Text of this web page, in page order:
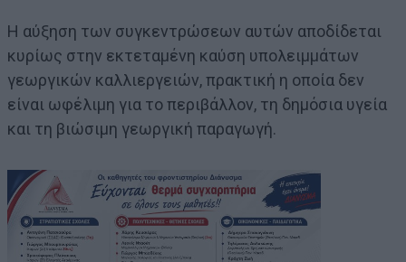
Η αύξηση των συγκεντρώσεων αυτών αποδίδεται
κυρίως στην εκτεταμένη καύση υπολειμμάτων
γεωργικών καλλιεργειών, πρακτική η οποία δεν
είναι ωφέλιμη για το περιβάλλον, τη δημόσια υγεία
και τη βιώσιμη γεωργική παραγωγή.